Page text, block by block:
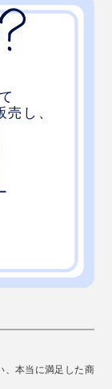
、本当に満足した商